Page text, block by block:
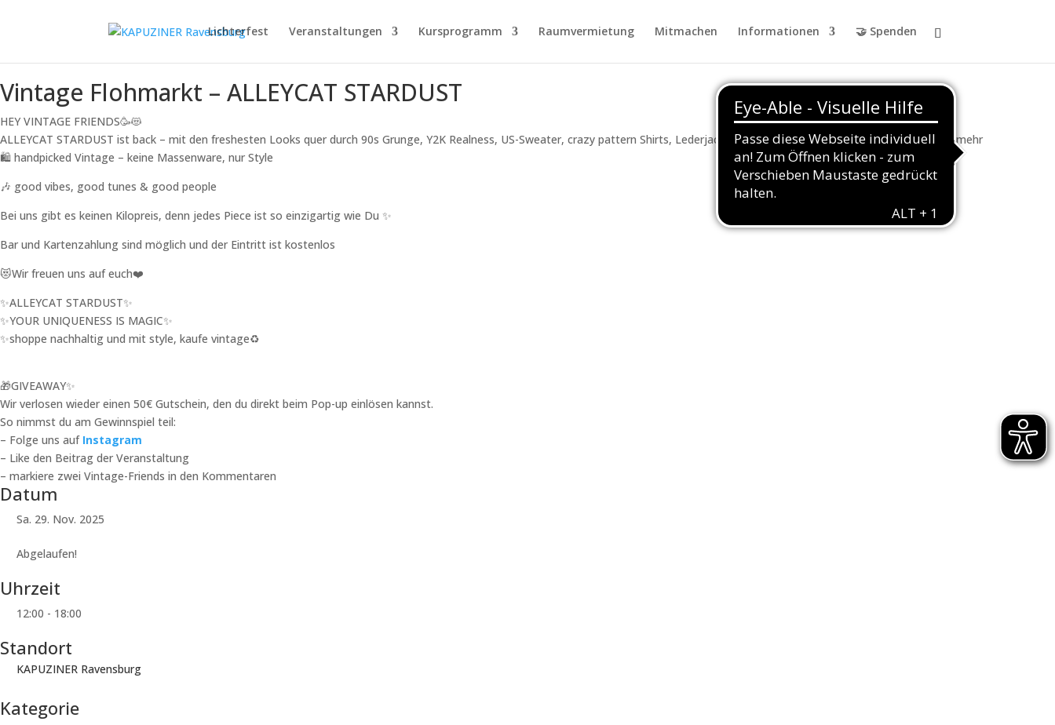
Lichterfest Veranstaltungen Kursprogramm Raumvermietung Mitmachen Informationen 🤝 Spenden
Vintage Flohmarkt – ALLEYCAT STARDUST
HEY VINTAGE FRIENDS🥳😻
ALLEYCAT STARDUST ist back – mit den freshesten Looks quer durch 90s Grunge, Y2K Realness, US-Sweater, crazy pattern Shirts, Lederjacken und abgefahrene Track Jackets und vielen mehr
🛍️ handpicked Vintage – keine Massenware, nur Style
🎶 good vibes, good tunes & good people
Bei uns gibt es keinen Kilopreis, denn jedes Piece ist so einzigartig wie Du ✨
Bar und Kartenzahlung sind möglich und der Eintritt ist kostenlos
😻Wir freuen uns auf euch❤️
✨ALLEYCAT STARDUST✨
✨YOUR UNIQUENESS IS MAGIC✨
✨shoppe nachhaltig und mit style, kaufe vintage♻️
🎁GIVEAWAY✨
Wir verlosen wieder einen 50€ Gutschein, den du direkt beim Pop-up einlösen kannst.
So nimmst du am Gewinnspiel teil:
– Folge uns auf Instagram
– Like den Beitrag der Veranstaltung
– markiere zwei Vintage-Friends in den Kommentaren
Datum
Sa. 29. Nov. 2025
Abgelaufen!
Uhrzeit
12:00 - 18:00
Standort
KAPUZINER Ravensburg
Kategorie